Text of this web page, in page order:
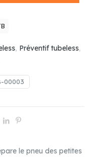
00003
, Préventif tubeless,
le pneu des petites